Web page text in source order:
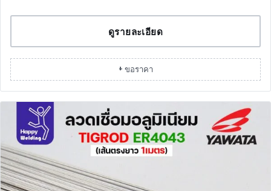
ดูรายละเอียด
+ ขอราคา